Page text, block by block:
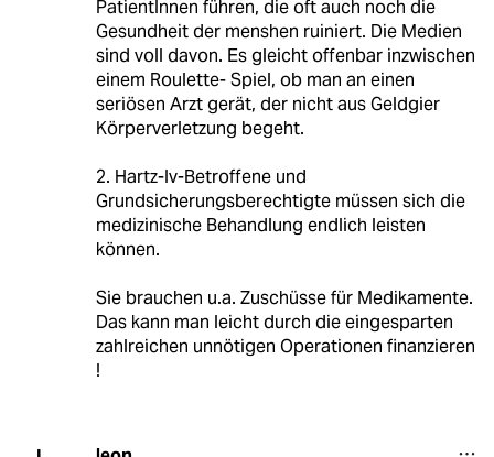
PatientInnen führen, die oft auch noch die
Gesundheit der menshen ruiniert. Die Medien
sind voll davon. Es gleicht offenbar inzwischen
einem Roulette- Spiel, ob man an einen
seriösen Arzt gerät, der nicht aus Geldgier
Körperverletzung begeht.
2. Hartz-Iv-Betroffene und
Grundsicherungsberechtigte müssen sich die
medizinische Behandlung endlich leisten
können.
Sie brauchen u.a. Zuschüsse für Medikamente.
Das kann man leicht durch die eingesparten
zahlreichen unnötigen Operationen finanzieren
!